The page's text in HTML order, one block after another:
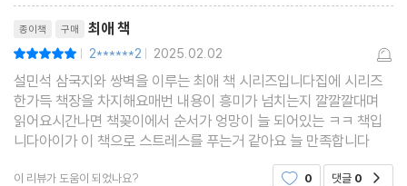
종이책 구매 최애 책
| 2******2 | 2025.02.02
설민석 삼국지와 쌍벽을 이루는 최애 책 시리즈입니다집에 시리즈
한가득 책장을 차지해요매번 내용이 흥미가 넘치는지 깔깔깔대며
읽어요시간나면 책꽂이에서 순서가 엉망이 늘 되어있는 ㅋㅋ 책입
니다아이가 이 책으로 스트레스를 푸는거 같아요 늘 만족합니다
이 리뷰가 도움이 되었나요? 0 댓글 0